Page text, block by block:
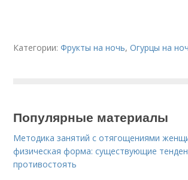
Категории:Фрукты на ночь,Огурцы на
Популярные материалы
Методика занятий с отягощениями
физическая форма: существующие
противостоять